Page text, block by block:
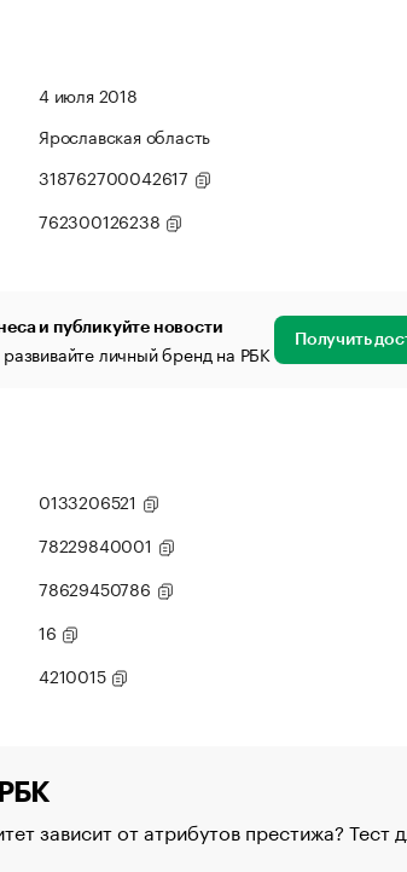
4 июля 2018
Ярославская область
318762700042617
762300126238
и публикуйте новости
личный бренд на РБК Получить
0133206521
78229840001
78629450786
16
4210015
зависит от атрибутов престижа? Тест